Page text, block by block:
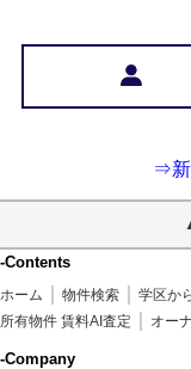
⇒新
-Contents
ホーム 物件検索 学区か
所有物件 賃料AI査定
オー
-Company